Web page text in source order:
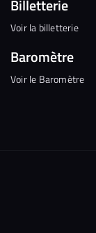
Billetterie
Voir la billetterie
Baromètre
Voir le Baromètre